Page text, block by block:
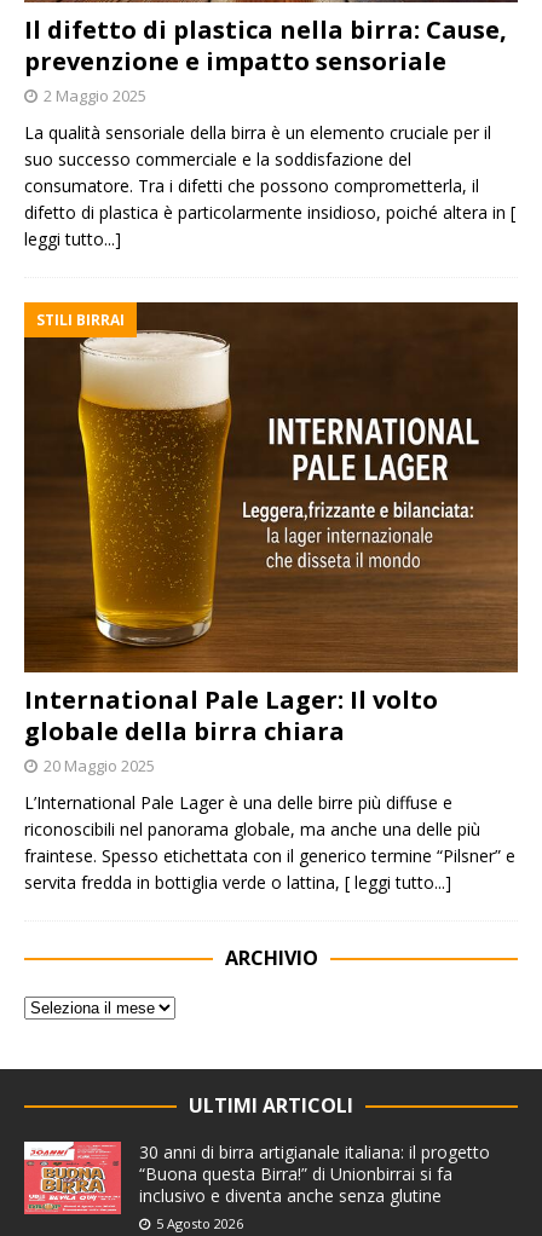
Il difetto di plastica nella birra: Cause,
prevenzione e impatto sensoriale
2 Maggio 2025
La qualità sensoriale della birra è un elemento cruciale per il
suo successo commerciale e la soddisfazione del
consumatore. Tra i difetti che possono comprometterla, il
difetto di plastica è particolarmente insidioso, poiché altera in [
leggi tutto...]
International Pale Lager: Il volto
globale della birra chiara
STILI BIRRAI
20 Maggio 2025
L’International Pale Lager è una delle birre più diffuse e
riconoscibili nel panorama globale, ma anche una delle più
fraintese. Spesso etichettata con il generico termine “Pilsner” e
servita fredda in bottiglia verde o lattina, [ leggi tutto...]
ARCHIVIO
ULTIMI ARTICOLI
30 anni di birra artigianale italiana: il progetto
“Buona questa Birra!” di Unionbirrai si fa
inclusivo e diventa anche senza glutine
5 Agosto 2026